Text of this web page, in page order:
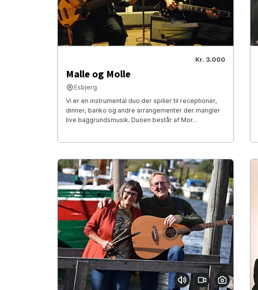
Kr. 3.000
Malle og Molle
Esbjerg
Vi er en instrumental duo der spiller til receptioner,
dinner, banko og andre arrangementer der mangler
live baggrundsmusik. Duoen består af Mor...